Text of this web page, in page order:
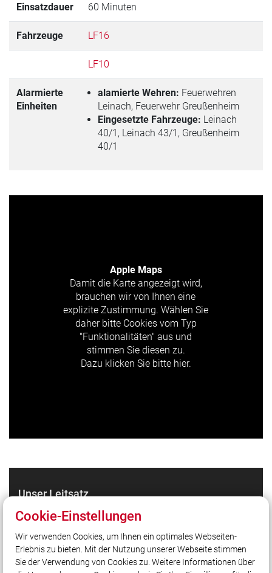
Einsatzdauer 60 Minuten
Fahrzeuge LF16
LF10
Alarmierte
Einheiten
alamierte Wehren: Feuerwehren
Leinach, Feuerwehr Greußenheim
Eingesetzte Fahrzeuge: Leinach
40/1, Leinach 43/1, Greußenheim
40/1
Apple Maps
Damit die Karte angezeigt wird,
brauchen wir von Ihnen eine
explizite Zustimmung. Wählen Sie
daher bitte Cookies vom Typ
"Funktionalitäten" aus und
stimmen Sie diesen zu.
Dazu klicken Sie bitte hier.
Unser Leitsatz
Gott zur Ehr dem Nächsten zur Wehr!
Quicklinks
Cookie-Einstellungen
Wir verwenden Cookies, um Ihnen ein optimales Webseiten-
Erlebnis zu bieten. Mit der Nutzung unserer Webseite stimmen
Sie der Verwendung von Cookies zu. Weitere Informationen über